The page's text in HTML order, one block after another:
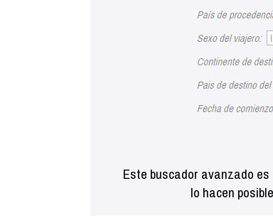
Este buscador avanzado
lo hacen